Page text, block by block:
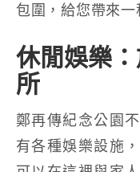
包圍，給您帶來一
休閒娛樂
所
鄭再傳紀念公園
有各種娛樂設施